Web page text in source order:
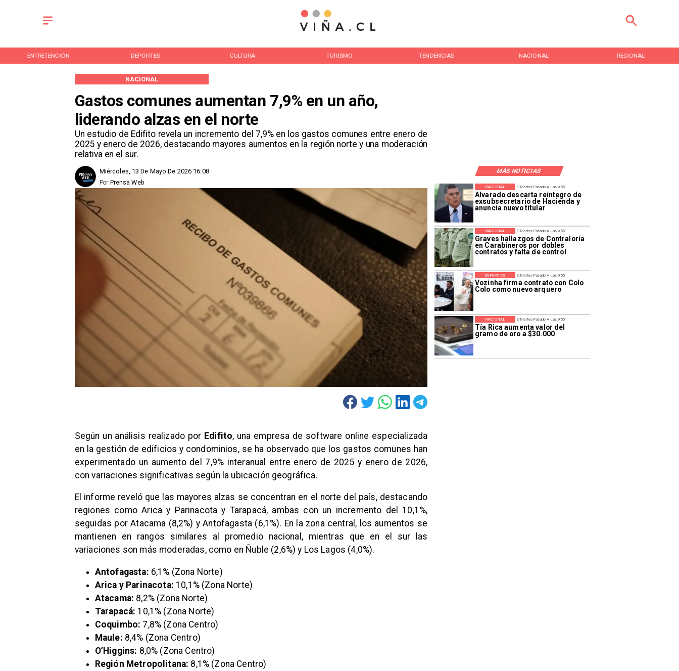
ENTRETENCIÓN DEPORTES CULTURA TURISMO TENDENCIAS NACIONAL REGIONAL
Gastos comunes aumentan 7,9% en un año,
liderando alzas en el norte
Un estudio de Edifito revela un incremento del 7,9% en los gastos comunes entre enero de
2025 y enero de 2026, destacando mayores aumentos en la región norte y una moderación
relativa en el sur.
NACIONAL
MÁS NOTICIAS
Miércoles, 13 De Mayo De 2026 16:08
Prensa Web
Por
El Martes Pasado A Las 9:55
Alvarado descarta reintegro de
exsubsecretario de Hacienda y
anuncia nuevo titular
NACIONAL
El Martes Pasado A Las 9:55
Graves hallazgos de Contraloría
en Carabineros por dobles
contratos y falta de control
NACIONAL
El Martes Pasado A Las 9:55
Vozinha firma contrato con Colo
Colo como nuevo arquero
DEPORTES
El Martes Pasado A Las 9:55
Tía Rica aumenta valor del
gramo de oro a $30.000
NACIONAL
Según un análisis realizado por Edifito, una empresa de software online especializada
en la gestión de edificios y condominios, se ha observado que los gastos comunes han
experimentado un aumento del 7,9% interanual entre enero de 2025 y enero de 2026,
con variaciones significativas según la ubicación geográfica.
El informe reveló que las mayores alzas se concentran en el norte del país, destacando
regiones como Arica y Parinacota y Tarapacá, ambas con un incremento del 10,1%,
seguidas por Atacama (8,2%) y Antofagasta (6,1%). En la zona central, los aumentos se
mantienen en rangos similares al promedio nacional, mientras que en el sur las
variaciones son más moderadas, como en Ñuble (2,6%) y Los Lagos (4,0%).
Antofagasta: 6,1% (Zona Norte)
Arica y Parinacota: 10,1% (Zona Norte)
Atacama: 8,2% (Zona Norte)
Tarapacá: 10,1% (Zona Norte)
Coquimbo: 7,8% (Zona Centro)
Maule: 8,4% (Zona Centro)
O’Higgins: 8,0% (Zona Centro)
Región Metropolitana: 8,1% (Zona Centro)